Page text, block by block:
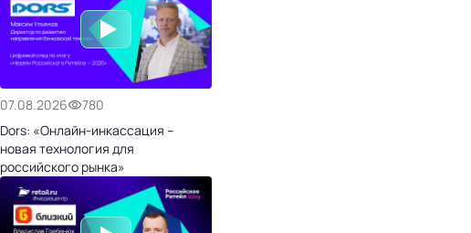
07.08.2026
780
Dors: «Онлайн-инкассация –
новая технология для
российского рынка»